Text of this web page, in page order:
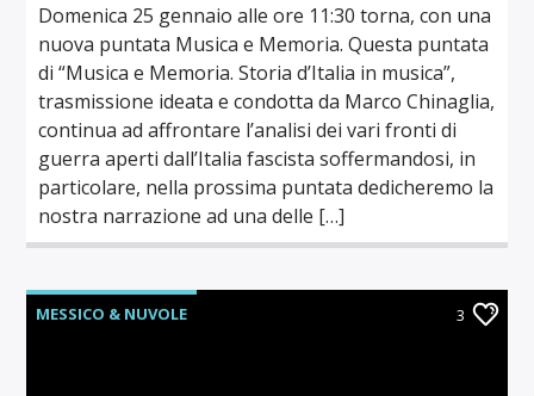
Domenica 25 gennaio alle ore 11:30 torna, con una
nuova puntata Musica e Memoria. Questa puntata
di “Musica e Memoria. Storia d’Italia in musica”,
trasmissione ideata e condotta da Marco Chinaglia,
continua ad affrontare l’analisi dei vari fronti di
guerra aperti dall’Italia fascista soffermandosi, in
particolare, nella prossima puntata dedicheremo la
nostra narrazione ad una delle […]
MESSICO & NUVOLE 3